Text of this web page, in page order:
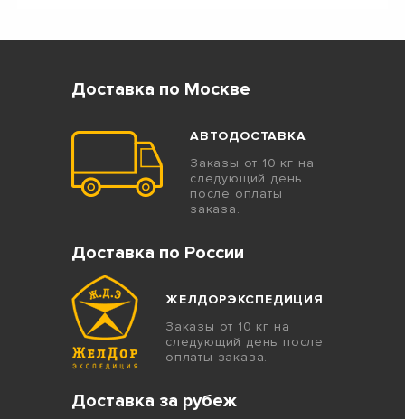
Доставка по Москве
АВТОДОСТАВКА
Заказы от 10 кг на
следующий день
после оплаты
заказа.
Доставка по России
ЖЕЛДОРЭКСПЕДИЦИЯ
Заказы от 10 кг на
следующий день после
оплаты заказа.
Доставка за рубеж